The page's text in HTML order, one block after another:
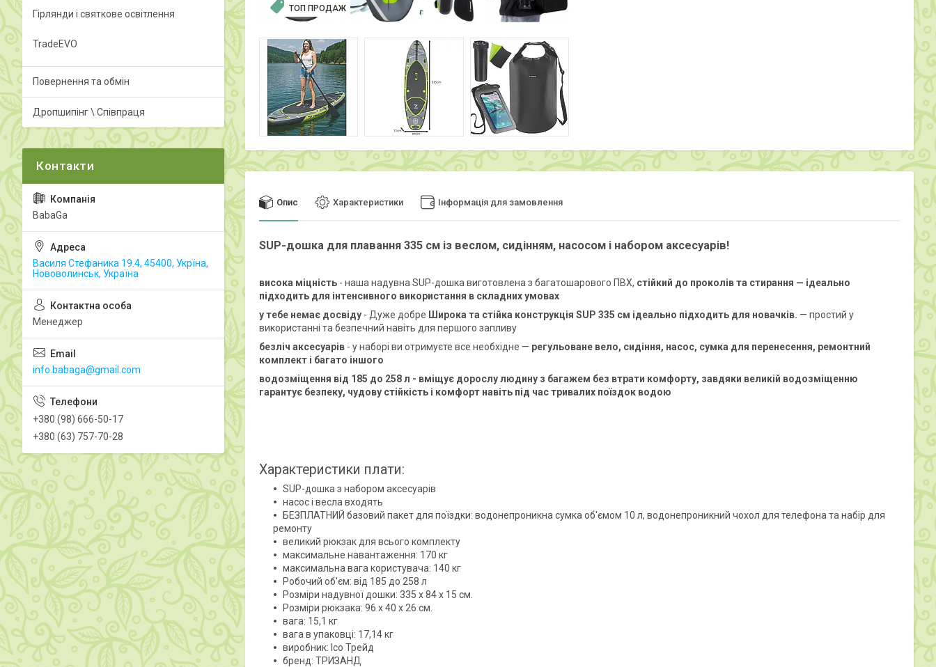
ТОП ПРОДАЖ
Опис Характеристики Інформація для замовлення
SUP-дошка для плавання 335 см із веслом, сидінням, насосом і набором аксесуарів!
висока міцність - наша надувна SUP-дошка виготовлена з багатошарового ПВХ, стійкий до проколів та стирання — ідеально
підходить для інтенсивного використання в складних умовах
у тебе немає досвіду - Дуже добре Широка та стійка конструкція SUP 335 см ідеально підходить для новачків. — простий у
використанні та безпечний навіть для першого запливу
безліч аксесуарів - у наборі ви отримуєте все необхідне — регульоване вело, сидіння, насос, сумка для перенесення, ремонтний
комплект і багато іншого
водозміщення від 185 до 258 л - вміщує дорослу людину з багажем без втрати комфорту, завдяки великій водозміщенню
гарантує безпеку, чудову стійкість і комфорт навіть під час тривалих поїздок водою
Характеристики плати:
SUP-дошка з набором аксесуарів
насос і весла входять
БЕЗПЛАТНИЙ базовий пакет для поїздки: водонепроникна сумка об'ємом 10 л, водонепроникний чохол для телефона та набір для
ремонту
великий рюкзак для всього комплекту
максимальне навантаження: 170 кг
максимальна вага користувача: 140 кг
Робочий об'єм: від 185 до 258 л
Розміри надувної дошки: 335 x 84 x 15 см.
Розміри рюкзака: 96 x 40 x 26 см.
вага: 15,1 кг
вага в упаковці: 17,14 кг
виробник: Ісо Трейд
бренд: ТРИЗАНД
Гірлянди і святкове освітлення
TradeEVO
Повернення та обмін
Дропшипінг \ Співпраця
BabaGa
Василя Стефаника 19.4, 45400, Укрїна,
Нововолинськ, Україна
Менеджер
info.babaga@gmail.com
+380 (98) 666-50-17
+380 (63) 757-70-28